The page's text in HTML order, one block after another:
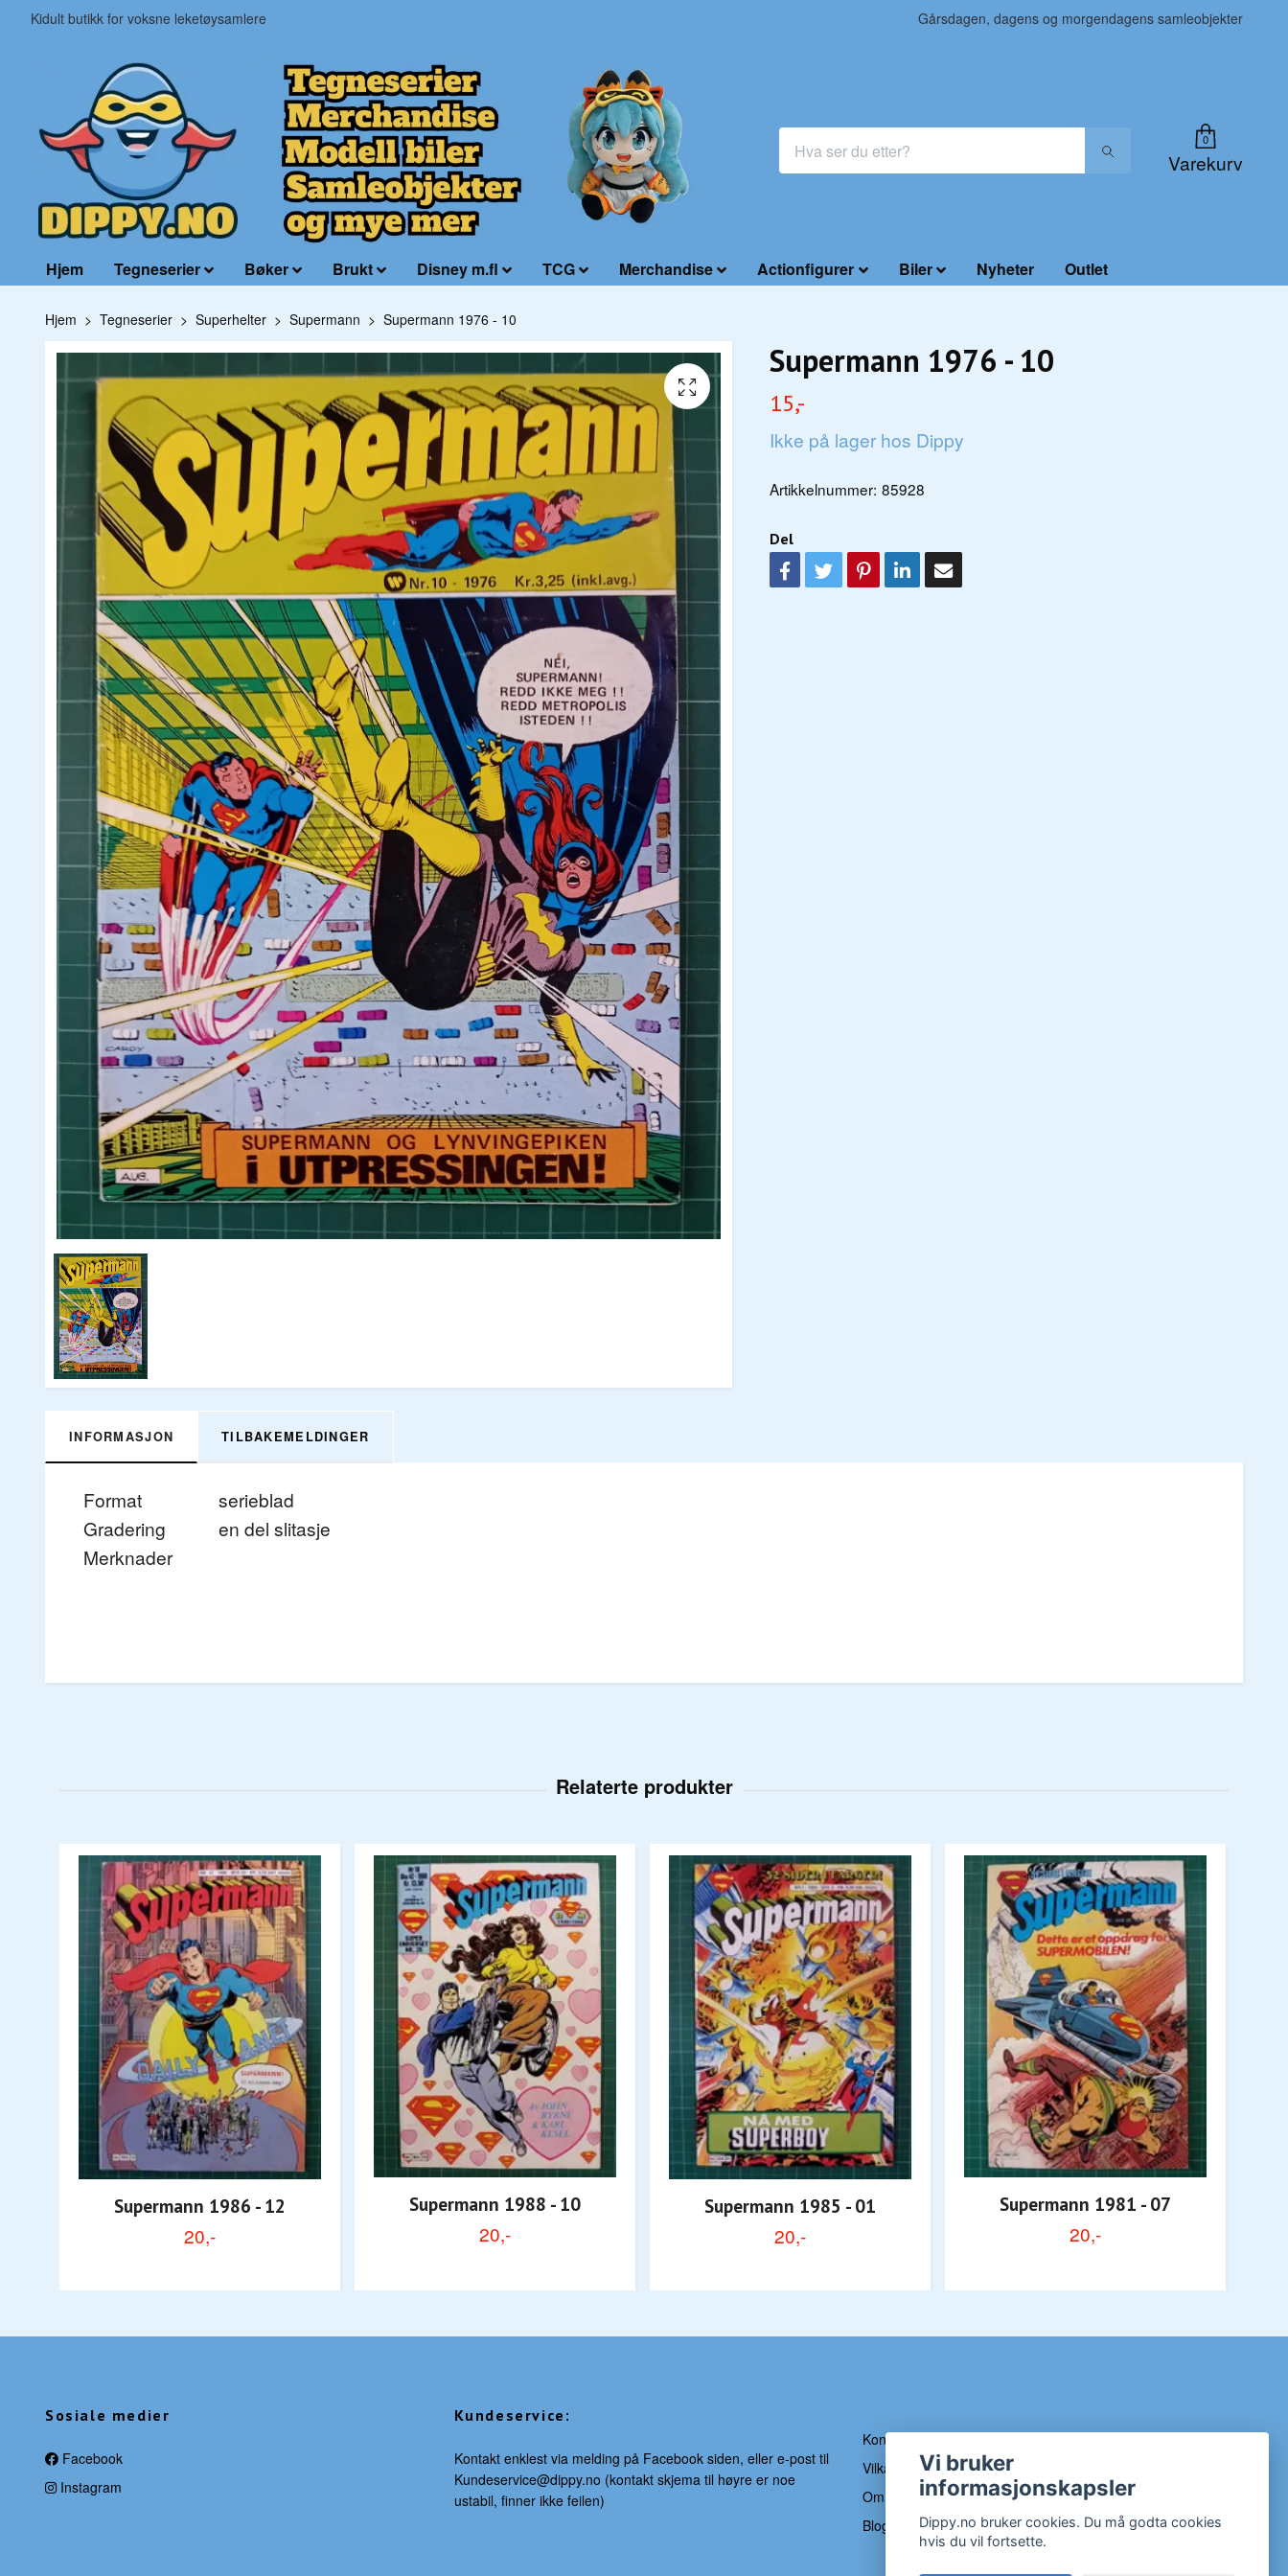
Kidult butikk for voksne leketøysamlere Gårsdagen, dagens og morgendagens samleobjekter
0
Varekurv
Hjem Tegneserier Bøker Brukt Disney m.fl TCG Merchandise Actionfigurer Biler Nyheter Outlet
Hjem Tegneserier Superhelter Supermann Supermann 1976 - 10
Supermann 1976 - 10
15,-
Ikke på lager hos Dippy
Artikkelnummer: 85928
Del
INFORMASJON TILBAKEMELDINGER
Format
serieblad
Gradering
en del slitasje
Merknader
Supermann 1986 - 12
20,-
Supermann 1988 - 10
20,-
Supermann 1985 - 01
20,-
Supermann 1981 - 07
20,-
Sosiale medier
Facebook
Instagram
Kundeservice:
Kontakt enklest via melding på Facebook siden, eller e-post til
Kundeservice@dippy.no (kontakt skjema til høyre er noe
ustabil, finner ikke feilen)
Kontakt
Vilkår og betingelser
Om Dippy
Blogg
Vi bruker
informasjonskapsler
Dippy.no bruker cookies. Du må godta cookies
hvis du vil fortsette.